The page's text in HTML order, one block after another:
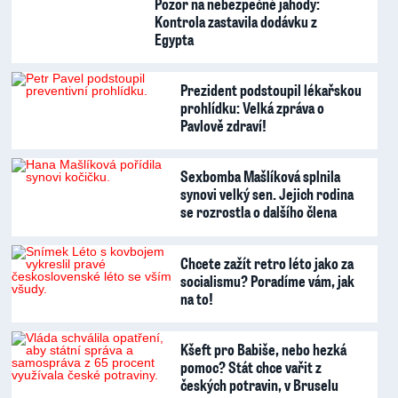
Kontrola zastavila dodávku z
Egypta
Prezident podstoupil lékařskou
prohlídku: Velká zpráva o
Pavlově zdraví!
Sexbomba Mašlíková splnila
synovi velký sen. Jejich rodina
se rozrostla o dalšího člena
Chcete zažít retro léto jako za
socialismu? Poradíme vám, jak
na to!
Kšeft pro Babiše, nebo hezká
pomoc? Stát chce vařit z
českých potravin, v Bruselu